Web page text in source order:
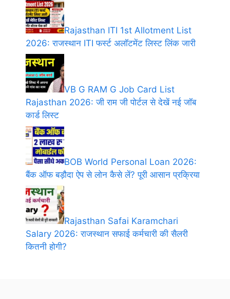
Rajasthan ITI 1st Allotment List
2026: राजस्थान ITI फर्स्ट अलॉटमेंट लिस्ट लिंक जारी
VB G RAM G Job Card List
Rajasthan 2026: जी राम जी पोर्टल से देखें नई जॉब
कार्ड लिस्ट
BOB World Personal Loan 2026:
बैंक ऑफ बड़ौदा ऐप से लोन कैसे लें? पूरी आसान प्रक्रिया
Rajasthan Safai Karamchari
Salary 2026: राजस्थान सफाई कर्मचारी की सैलरी
कितनी होगी?